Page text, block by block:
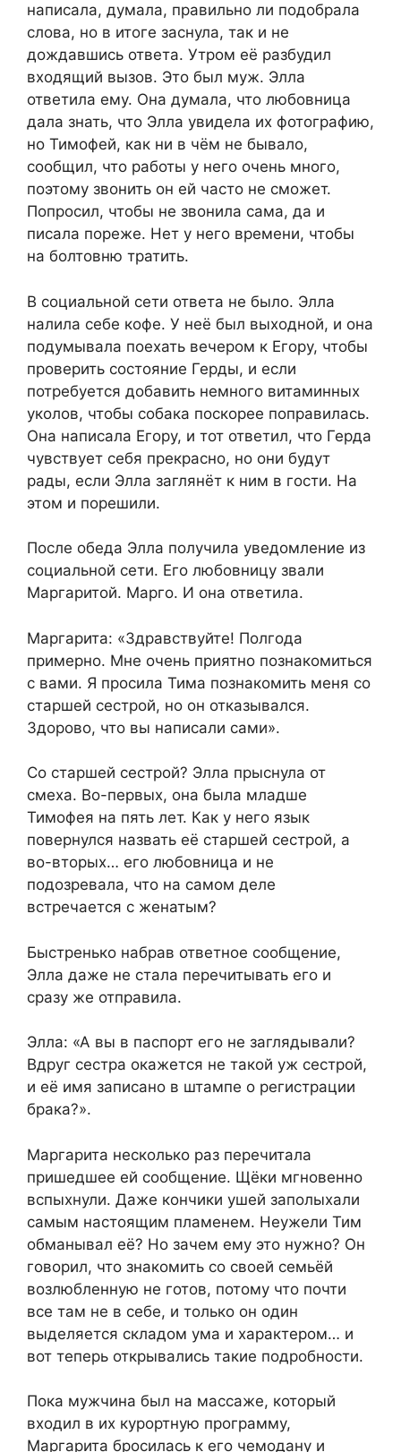
написала, думала, правильно ли подобрала
слова, но в итоге заснула, так и не
дождавшись ответа. Утром её разбудил
входящий вызов. Это был муж. Элла
ответила ему. Она думала, что любовница
дала знать, что Элла увидела их фотографию,
но Тимофей, как ни в чём не бывало,
сообщил, что работы у него очень много,
поэтому звонить он ей часто не сможет.
Попросил, чтобы не звонила сама, да и
писала пореже. Нет у него времени, чтобы
на болтовню тратить.
В социальной сети ответа не было. Элла
налила себе кофе. У неё был выходной, и она
подумывала поехать вечером к Егору, чтобы
проверить состояние Герды, и если
потребуется добавить немного витаминных
уколов, чтобы собака поскорее поправилась.
Она написала Егору, и тот ответил, что Герда
чувствует себя прекрасно, но они будут
рады, если Элла заглянёт к ним в гости. На
этом и порешили.
После обеда Элла получила уведомление из
социальной сети. Его любовницу звали
Маргаритой. Марго. И она ответила.
Маргарита: «Здравствуйте! Полгода
примерно. Мне очень приятно познакомиться
с вами. Я просила Тима познакомить меня со
старшей сестрой, но он отказывался.
Здорово, что вы написали сами».
Со старшей сестрой? Элла прыснула от
смеха. Во-первых, она была младше
Тимофея на пять лет. Как у него язык
повернулся назвать её старшей сестрой, а
во-вторых… его любовница и не
подозревала, что на самом деле
встречается с женатым?
Быстренько набрав ответное сообщение,
Элла даже не стала перечитывать его и
сразу же отправила.
Элла: «А вы в паспорт его не заглядывали?
Вдруг сестра окажется не такой уж сестрой,
и её имя записано в штампе о регистрации
брака?».
Маргарита несколько раз перечитала
пришедшее ей сообщение. Щёки мгновенно
вспыхнули. Даже кончики ушей заполыхали
самым настоящим пламенем. Неужели Тим
обманывал её? Но зачем ему это нужно? Он
говорил, что знакомить со своей семьёй
возлюбленную не готов, потому что почти
все там не в себе, и только он один
выделяется складом ума и характером… и
вот теперь открывались такие подробности.
Пока мужчина был на массаже, который
входил в их курортную программу,
Маргарита бросилась к его чемодану и